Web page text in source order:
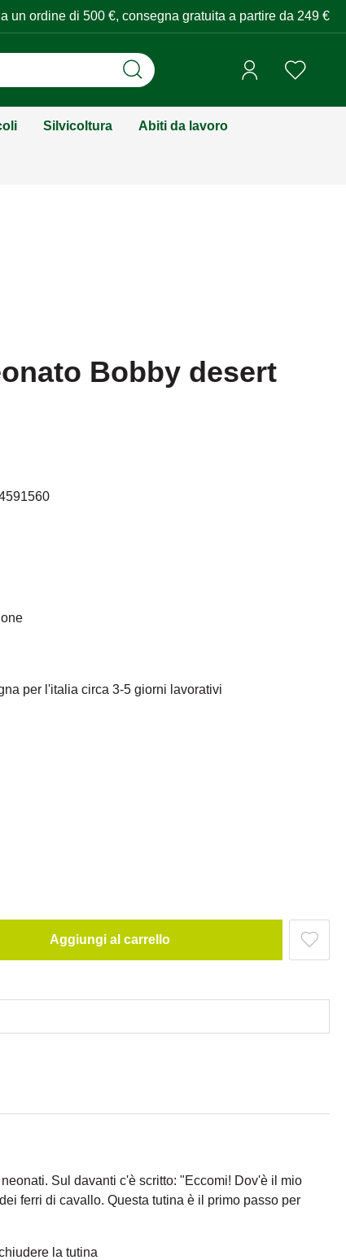
un ordine di 500 €, consegna gratuita a partire da 249 €
Silvicoltura Abiti da lavoro
Bobby desert
per l'italia circa 3-5 giorni lavorativi
Aggiungi al carrello
Sul davanti c'è scritto: "Eccomi! Dov'è il mio
ferri di cavallo. Questa tutina è il primo passo per
la tutina